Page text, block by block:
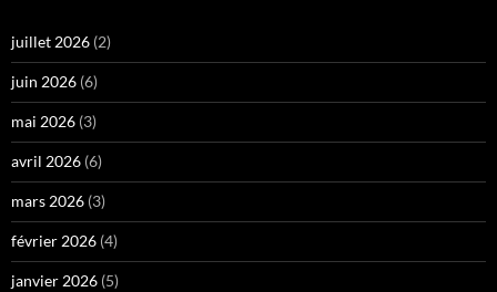
juillet 2026 (2)
juin 2026 (6)
mai 2026 (3)
avril 2026 (6)
mars 2026 (3)
février 2026 (4)
janvier 2026 (5)